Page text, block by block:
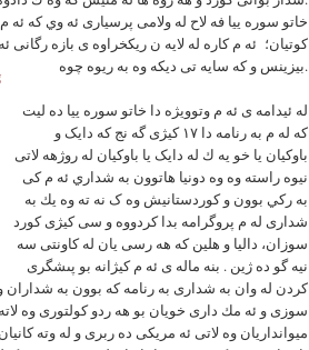
خاتو سوره ييا فه لاح له ولامى پرسيارى ئه وي كه
كوتيان؛ ئه م کاره له لایه ن ریکخراوه ی بازه
بیزینس و که سایه تی دیکه وه به ریوه چوه.
له ئيدامه ى ئه م وتوويژه دا خاتو سوره ييا ده ليت
كه له م به رنامه دا ١٧ کیژی گه نج که دایک و
باوکیان یا خو يه ك له دایک یا باوکیان له روژهه لاتی
نيوه راسته وه وه دونيا هاتوون به شداري ئه م كى
به ركي بوون و کوردستانیش وه ک نه ته وه يك به
شداری له م پروگرامه بدا كردووه و سى کیژی کورد
سوزان، داليا و هلين كه هه رسى يان له كاونتى سه
نيه گو ده ژين . بنه ماله ی ئه م کیژانه بو پىشگری
کردن له وان به شداری به رنامه که بوون به شداران
سوزى و ئه مك دارى خويان بو هه ردو كولتورى وه
ميوانداريان وه لاتى ئه مريكى ده ربرى و له وته